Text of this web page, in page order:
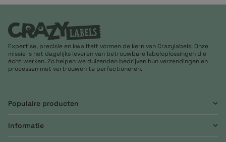
Expertise, precisie en kwaliteit vormen de kern van Crazylabels. Onze
missie is het dagelijks leveren van betrouwbare labeloplossingen die
écht werken. Zo helpen we duizenden bedrijven hun verzendingen en
processen met vertrouwen te perfectioneren.
Populaire producten
Informatie